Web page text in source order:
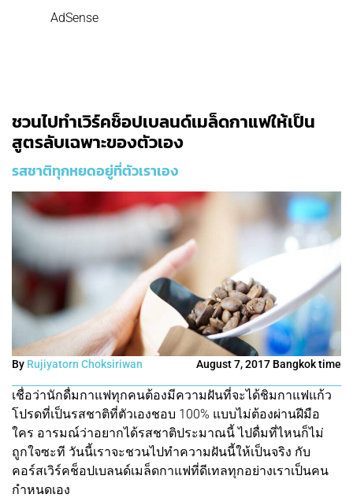
AdSense
ชวนไปทำเวิร์คช็อปเบลนด์เมล็ดกาแฟให้เป็น
สูตรลับเฉพาะของตัวเอง
รสชาติทุกหยดอยู่ที่ตัวเราเอง
By Rujiyatorn Choksiriwan August 7, 2017 Bangkok time
เชื่อว่านักดื่มกาแฟทุกคนต้องมีความฝันที่จะได้ชิมกาแฟแก้ว
โปรดที่เป็นรสชาติที่ตัวเองชอบ 100% แบบไม่ต้องผ่านฝีมือ
ใคร อารมณ์ว่าอยากได้รสชาติประมาณนี้ ไปดื่มที่ไหนก็ไม่
ถูกใจซะที วันนี้เราจะชวนไปทำความฝันนี้ให้เป็นจริง กับ
คอร์สเวิร์คช็อปเบลนด์เมล็ดกาแฟที่ดีเทลทุกอย่างเราเป็นคน
กำหนดเอง